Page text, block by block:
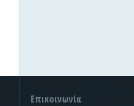
Επικοινωνία